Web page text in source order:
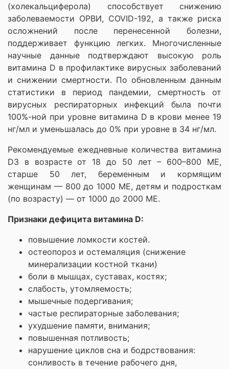
(холекальциферола) способствует снижению
заболеваемости ОРВИ, COVID-192, а также риска
осложнений после перенесенной болезни,
поддерживает функцию легких. Многочисленные
научные данные подтверждают высокую роль
витамина D в профилактике вирусных заболеваний
и снижении смертности. По обновленным данным
статистики в период пандемии, смертность от
вирусных респираторных инфекций была почти
100%-ной при уровне витамина D в крови менее 19
нг/мл и уменьшалась до 0% при уровне в 34 нг/мл.
Рекомендуемые ежедневные количества витамина
D3 в возрасте от 18 до 50 лет – 600–800 МЕ,
старше 50 лет, беременным и кормящим
женщинам — 800 до 1000 МЕ, детям и подросткам
(по возрасту) — от 1000 до 2000 МЕ.
Признаки дефицита витамина D:
повышение ломкости костей.
остеопороз и остемаляция (снижение
минерализации костной ткани)
боли в мышцах, суставах, костях;
слабость, утомляемость;
мышечные подергивания;
частые респираторные заболевания;
ухудшение памяти, внимания;
повышенная потливость;
нарушение циклов сна и бодрствования:
сонливость в течение рабочего дня,